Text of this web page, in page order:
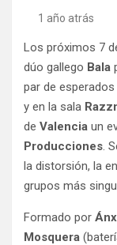
1 año atrás
Los próximos 7
dúo gallego Bala
par de
y en la sala
de Valencia un
Producciones.
la distorsión, la
grupos más
Formado por
Mosquera